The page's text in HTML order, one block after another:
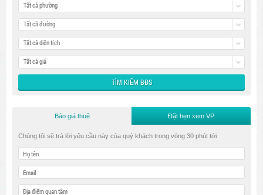
Tất cả phường
Tất cả đường
Tất cả diện tích
Tất cả giá
Báo giá thuê Đặt hẹn xem VP
Chúng tôi sẽ trả lời yêu cầu này của quý khách trong vòng 30 phút tới